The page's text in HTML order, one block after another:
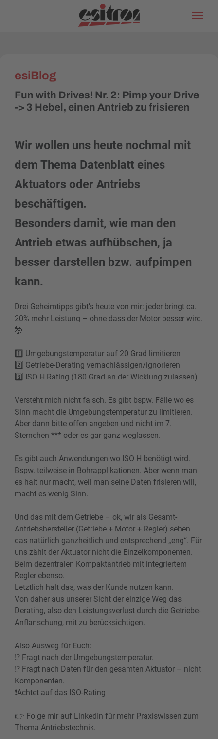
esiBlog
Fun with Drives! Nr. 2: Pimp your Drive
-> 3 Hebel, einen Antrieb zu frisieren
Wir wollen uns heute nochmal mit
dem Thema Datenblatt eines
Aktuators oder Antriebs
beschäftigen.
Besonders damit, wie man den
Antrieb etwas aufhübschen, ja
besser darstellen bzw. aufpimpen
kann.
Drei Geheimtipps gibt’s heute von mir: jeder bringt ca.
20% mehr Leistung – ohne dass der Motor besser wird.
🤯
1️⃣ Umgebungstemperatur auf 20 Grad limitieren
2️⃣ Getriebe-Derating vernachlässigen/ignorieren
3️⃣ ISO H Rating (180 Grad an der Wicklung zulassen)
Versteht mich nicht falsch. Es gibt bspw. Fälle wo es
Sinn macht die Umgebungstemperatur zu limitieren.
Aber dann bitte offen angeben und nicht im 7.
Sternchen *** oder es gar ganz weglassen.
Es gibt auch Anwendungen wo ISO H benötigt wird.
Bspw. teilweise in Bohrapplikationen. Aber wenn man
es halt nur macht, weil man seine Daten frisieren will,
macht es wenig Sinn.
Und das mit dem Getriebe – ok, wir als Gesamt-
Antriebshersteller (Getriebe + Motor + Regler) sehen
das natürlich ganzheitlich und entsprechend „eng“. Für
uns zählt der Aktuator nicht die Einzelkomponenten.
Beim dezentralen Kompaktantrieb mit integriertem
Regler ebenso.
Letztlich halt das, was der Kunde nutzen kann.
Von daher aus unserer Sicht der einzige Weg das
Derating, also den Leistungsverlust durch die Getriebe-
Anflanschung, mit zu berücksichtigen.
Also Ausweg für Euch:
⁉ Fragt nach der Umgebungstemperatur.
⁉ Fragt nach Daten für den gesamten Aktuator – nicht
Komponenten.
❗Achtet auf das ISO-Rating
👉 Folge mir auf LinkedIn für mehr Praxiswissen zum
Thema Antriebstechnik.